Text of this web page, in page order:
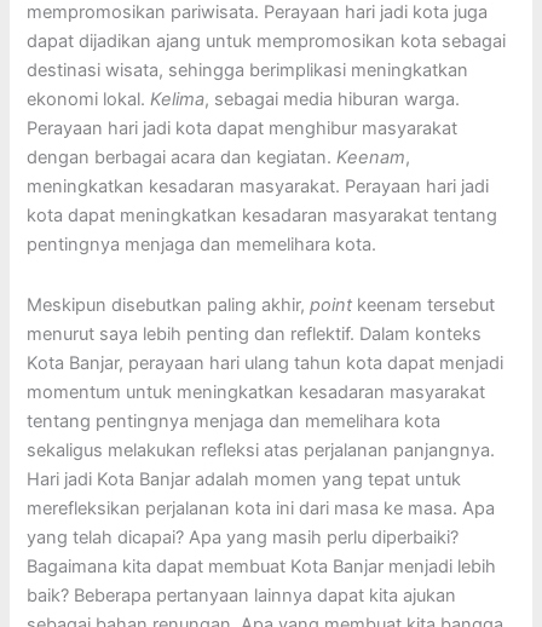
mempromosikan pariwisata. Perayaan hari jadi kota juga
dapat dijadikan ajang untuk mempromosikan kota sebagai
destinasi wisata, sehingga berimplikasi meningkatkan
ekonomi lokal.Kelima, sebagai media hiburan warga.
Perayaan hari jadi kota dapat menghibur masyarakat
dengan berbagai acara dan kegiatan.Keenam,
meningkatkan kesadaran masyarakat. Perayaan hari jadi
kota dapat meningkatkan kesadaran masyarakat tentang
pentingnya menjaga dan memelihara kota.
Meskipun disebutkan paling akhir,point keenam tersebut
menurut saya lebih penting dan reflektif. Dalam konteks
Kota Banjar, perayaan hari ulang tahun kota dapat menjadi
momentum untuk meningkatkan kesadaran masyarakat
tentang pentingnya menjaga dan memelihara kota
sekaligus melakukan refleksi atas perjalanan panjangnya.
Hari jadi Kota Banjar adalah momen yang tepat untuk
merefleksikan perjalanan kota ini dari masa ke masa. Apa
yang telah dicapai? Apa yang masih perlu diperbaiki?
Bagaimana kita dapat membuat Kota Banjar menjadi lebih
baik? Beberapa pertanyaan lainnya dapat kita ajukan